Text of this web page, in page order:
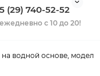
(29) 740-52-52
с 10 до 20!
водной основе, модель